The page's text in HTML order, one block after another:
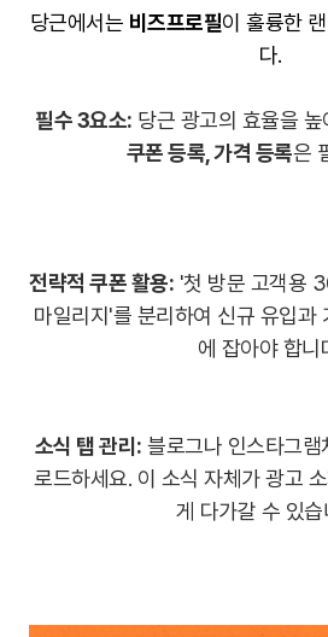
당근에서는 비즈프로필이 훌륭한
다.
필수 3요소: 당근 광고의 효율을 높
쿠폰 등록, 가격 등록은
전략적 쿠폰 활용: '첫 방문 고객용
마일리지'를 분리하여 신규 유입과
에 잡아야 합니
소식 탭 관리: 블로그나 인스타그
로드하세요. 이 소식 자체가 광고
게 다가갈 수 있습